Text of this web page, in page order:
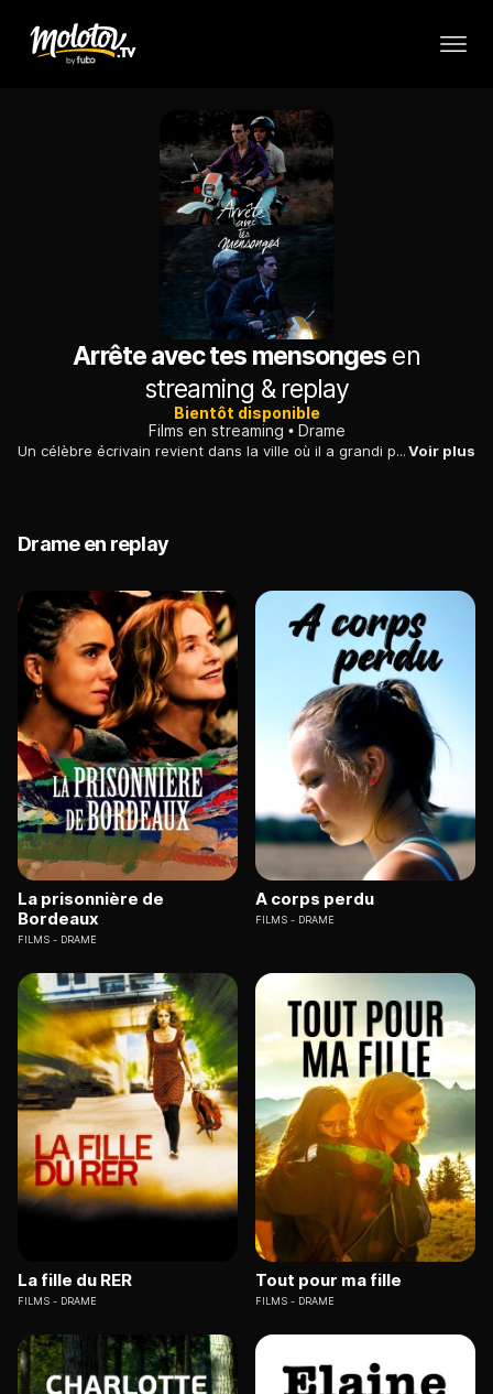
Arrête avec tes mensonges en
streaming & replay
Bientôt disponible
Films en streaming
Drame
Un célèbre écrivain revient dans la ville où il a grandi pour parrainer un événement. Une rencontre fortuite le plonge dans de douloureux souvenirs.Voir plus
Drame en replay
La prisonnière de
Bordeaux
FILMS DRAME
A corps perdu
FILMS DRAME
La fille du RER
FILMS DRAME
Tout pour ma fille
FILMS DRAME